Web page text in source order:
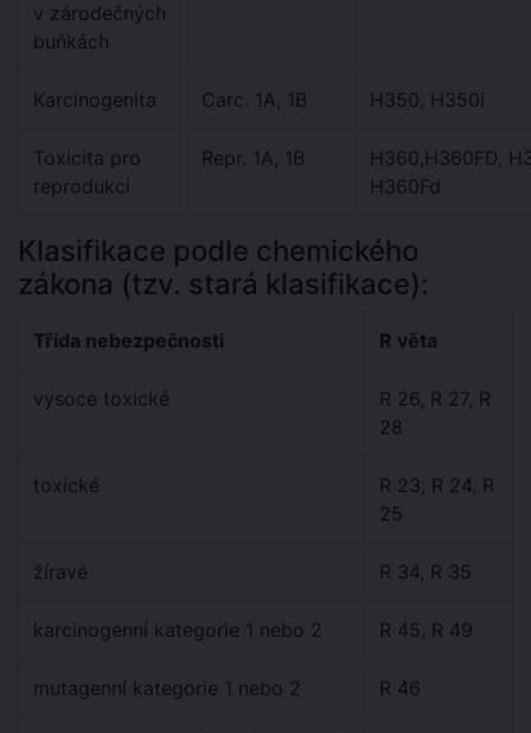
v zárodečných
buňkách
Karcinogenita Carc. 1A, 1B H350, H350i
Toxicita pro
reprodukci
Repr. 1A, 1B
H360,H360FD,
H360Fd
Klasifikace podle chemického
zákona (tzv. stará klasifikace):
Třída nebezpečnosti R věta
vysoce toxické
R 26, R 27, R
28
toxické
R 23, R 24, R
25
žíravé R 34, R 35
karcinogenní kategorie 1 nebo 2 R 45, R 49
mutagenní kategorie 1 nebo 2 R 46